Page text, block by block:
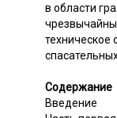
в области
техническое
Содержание
Введение